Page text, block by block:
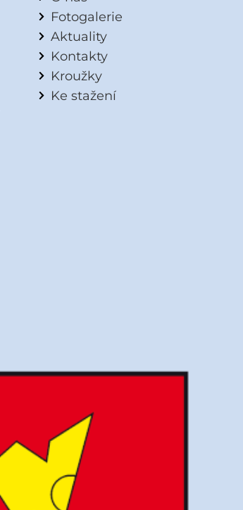
Fotogalerie
Aktuality
Kontakty
Kroužky
Ke stažení